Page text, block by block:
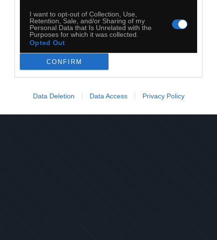
I want to opt-out of Collection, Use,
Retention, Sale, and/or Sharing of my
Personal Data that Is Unrelated with the
Purposes for which it was collected.
Opted Out
CONFIRM
Data Deletion Data Access Privacy Policy
28
Kopiuj link